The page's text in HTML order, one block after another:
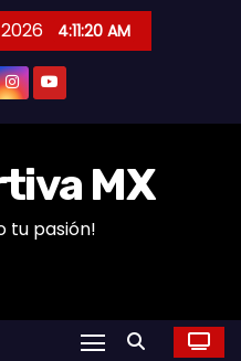
4:11:21 AM
MX
tu pasión!